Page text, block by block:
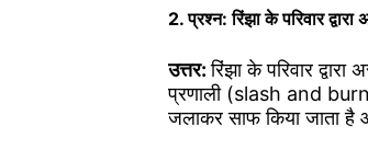
2. प्रश्न: रिंझा के परिवार
उत्तर:रिंझा के परिवार
प्रणाली (slash and
जलाकर साफ किया जाता है